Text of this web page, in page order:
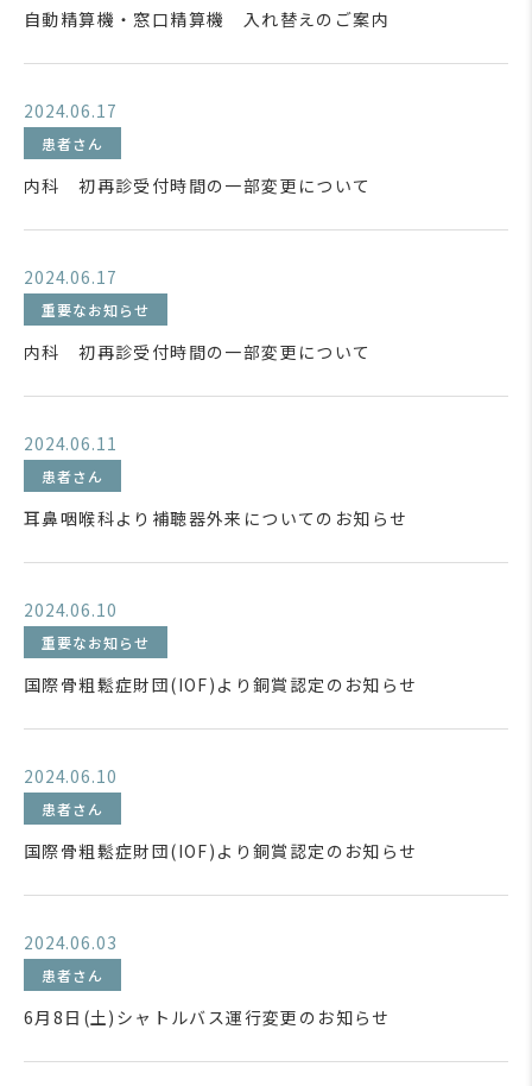
自動精算機・窓口精算機 入れ替えのご案内
2024.06.17
患者さん
内科 初再診受付時間の一部変更について
2024.06.17
重要なお知らせ
内科 初再診受付時間の一部変更について
2024.06.11
患者さん
耳鼻咽喉科より補聴器外来についてのお知らせ
2024.06.10
重要なお知らせ
国際骨粗鬆症財団(IOF)より銅賞認定のお知らせ
2024.06.10
患者さん
国際骨粗鬆症財団(IOF)より銅賞認定のお知らせ
2024.06.03
患者さん
6月8日(土)シャトルバス運行変更のお知らせ